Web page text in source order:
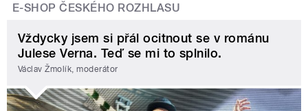
E-SHOP ČESKÉHO ROZHLASU
Vždycky jsem si přál ocitnout se v románu
Julese Verna. Teď se mi to splnilo.
Václav Žmolík, moderátor